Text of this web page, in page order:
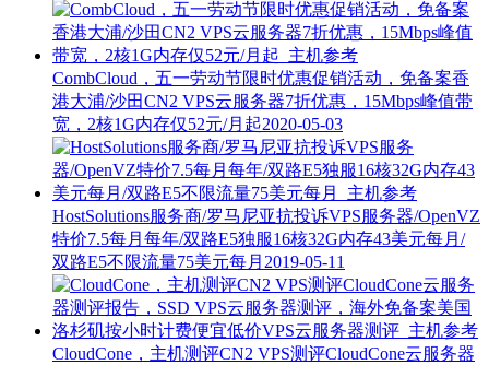
CombCloud，五一劳动节限时优惠促销活动，免备案香
港大浦/沙田CN2 VPS云服务器7折优惠，15Mbps峰值带
宽，2核1G内存仅52元/月起2020-05-03
HostSolutions服务商/罗马尼亚抗投诉VPS服务器/OpenVZ
特价7.5每月每年/双路E5独服16核32G内存43美元每月/
双路E5不限流量75美元每月 2019-05-11
CloudCone，主机测评CN2 VPS测评CloudCone云服务器